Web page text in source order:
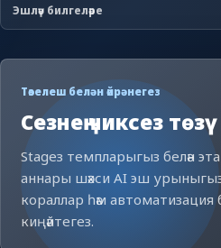
Эшләү билгеләре
Төзелеш белән өйрәнегез
Сезнең чиксез
Stageз темпларыгыз белән
аннары шәхси AI эш
кораллар һәм автоматизация
киңәйтегез.